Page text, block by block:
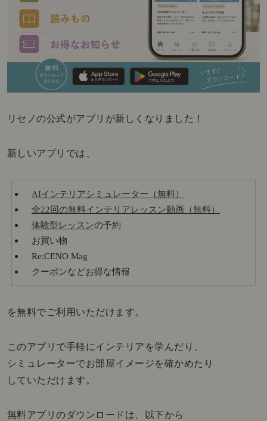
リセノの公式がアプリが新しくなりました！
新しいアプリでは、
AIインテリアシミュレーター（無料）
全22回の無料インテリアレッスン動画（無料）
体験型レッスンの予約
お買い物
Re:CENO Mag
クーポンなどお得な情報
を無料でご利用いただけます。
このアプリで手軽にインテリアを学んだり、
シミュレーターでお部屋イメージを確かめたり
していただけます。
無料アプリのダウンロードは、以下から